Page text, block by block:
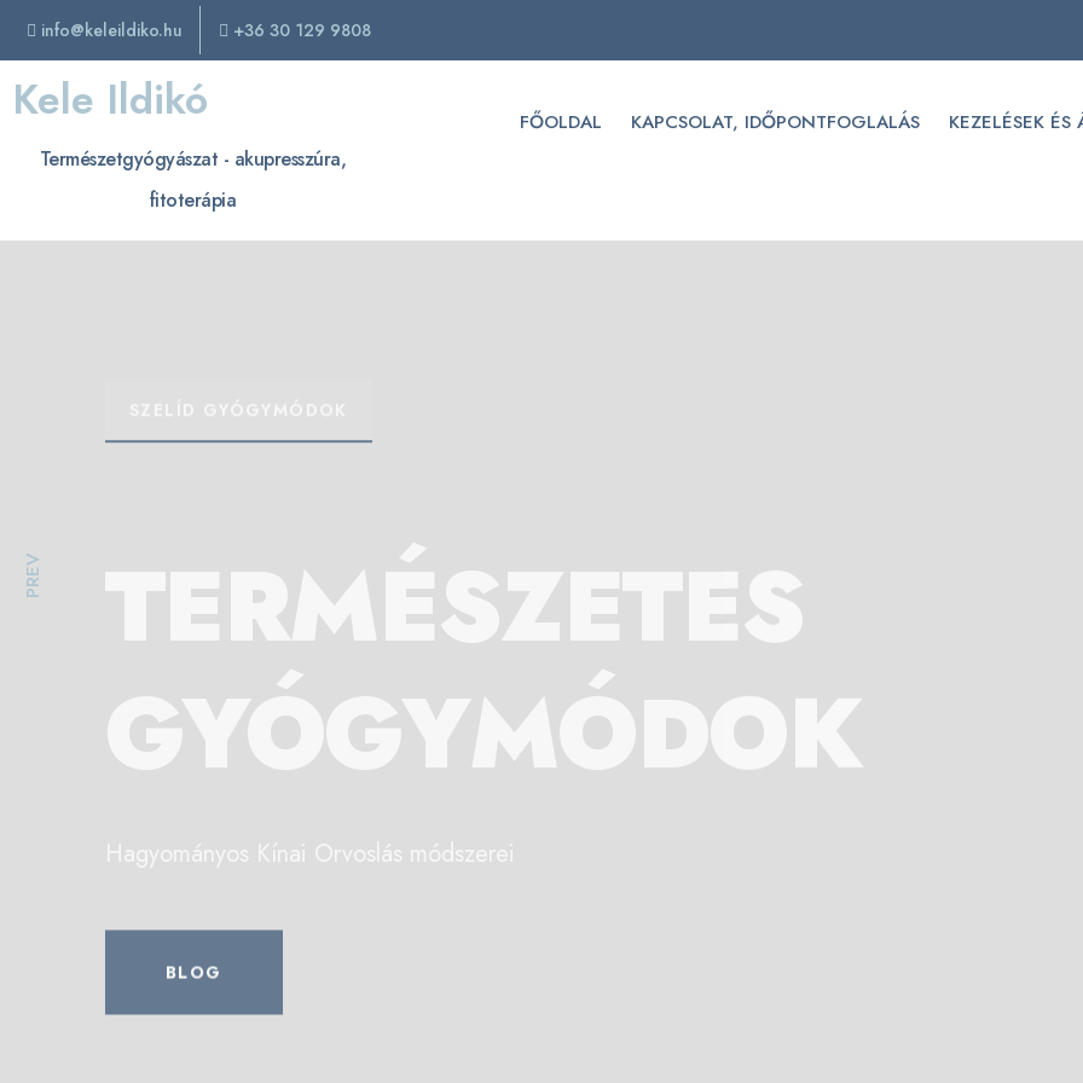
info@keleildiko.hu +36 30 129 9808
Kele Ildikó
Természetgyógyászat - akupresszúra,
fitoterápia
FŐOLDAL KAPCSOLAT, IDŐPONTFOGLALÁS KEZELÉSEK ÉS
SZELÍD GYÓGYMÓDOK
TERMÉSZETES
GYÓGYMÓDOK
PREV